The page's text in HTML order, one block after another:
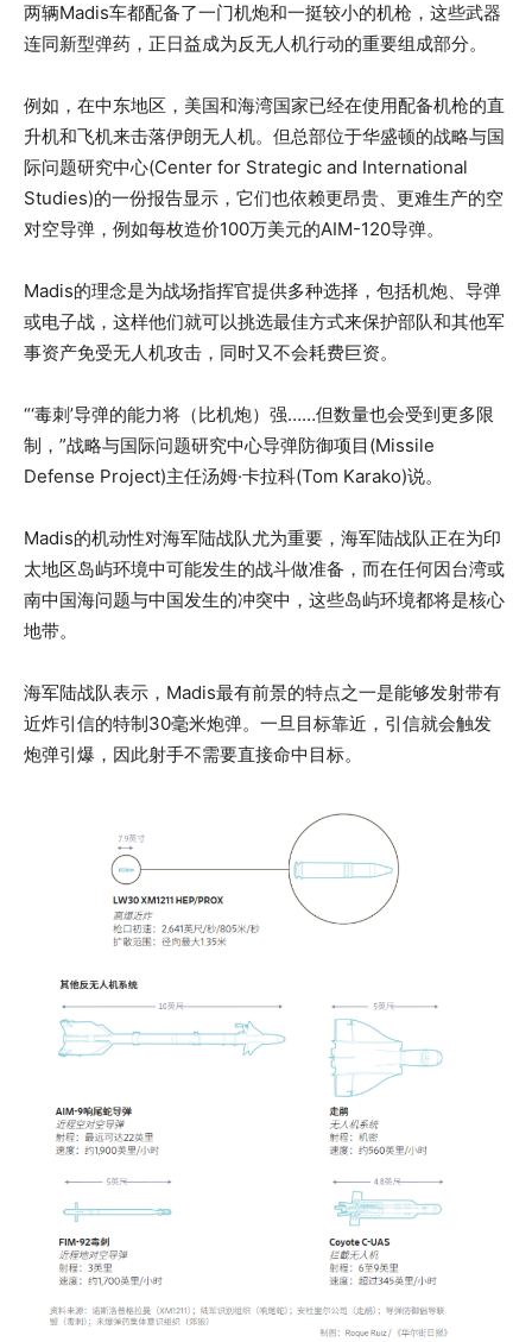
两辆Madis车都配备了一门机炮和一挺较小的机枪，这些武器
连同新型弹药，正日益成为反无人机行动的重要组成部分。
例如，在中东地区，美国和海湾国家已经在使用配备机枪的直
升机和飞机来击落伊朗无人机。但总部位于华盛顿的战略与国
际问题研究中心(Center for Strategic and International
Studies)的一份报告显示，它们也依赖更昂贵、更难生产的空
对空导弹，例如每枚造价100万美元的AIM-120导弹。
Madis的理念是为战场指挥官提供多种选择，包括机炮、导弹
或电子战，这样他们就可以挑选最佳方式来保护部队和其他军
事资产免受无人机攻击，同时又不会耗费巨资。
“‘毒刺’导弹的能力将（比机炮）强……但数量也会受到更多限
制，”战略与国际问题研究中心导弹防御项目(Missile
Defense Project)主任汤姆·卡拉科(Tom Karako)说。
Madis的机动性对海军陆战队尤为重要，海军陆战队正在为印
太地区岛屿环境中可能发生的战斗做准备，而在任何因台湾或
南中国海问题与中国发生的冲突中，这些岛屿环境都将是核心
地带。
海军陆战队表示，Madis最有前景的特点之一是能够发射带有
近炸引信的特制30毫米炮弹。一旦目标靠近，引信就会触发
炮弹引爆，因此射手不需要直接命中目标。